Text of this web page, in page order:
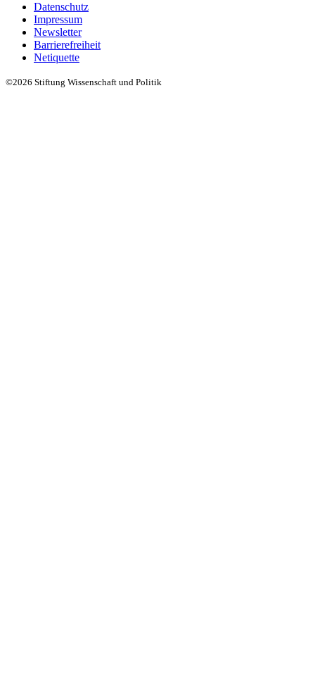
Datenschutz
Impressum
Newsletter
Barrierefreiheit
Netiquette
©2026 Stiftung Wissenschaft und Politik